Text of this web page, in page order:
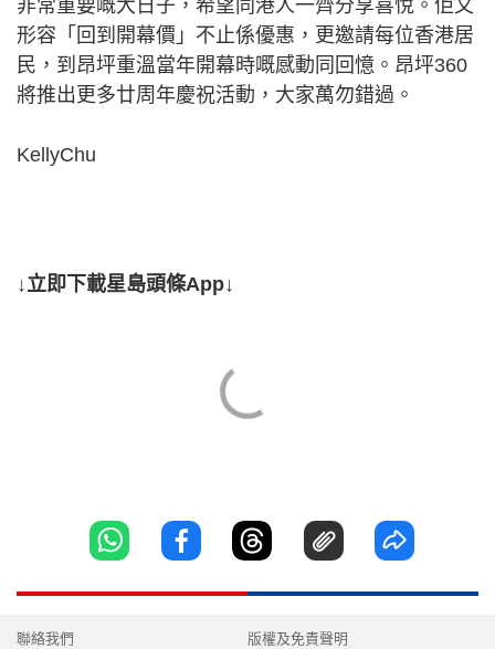
非常重要嘅大日子，希望同港人一齊分享喜悅。佢又
形容「回到開幕價」不止係優惠，更邀請每位香港居
民，到昂坪重溫當年開幕時嘅感動同回憶。昂坪360
將推出更多廿周年慶祝活動，大家萬勿錯過。
KellyChu
↓立即下載星島頭條App↓
聯絡我們 版權及免責聲明